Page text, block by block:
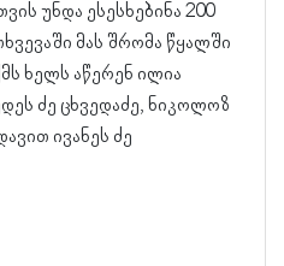
უნდა ესესხებინა 200
მას შრომა წყალში
ხელს აწერენ ილია
ძე ცხვედაძე, ნიკოლოზ
ივანეს ძე